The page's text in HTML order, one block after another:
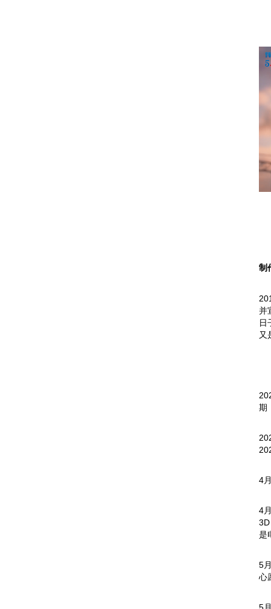
制
并
日
又
期
4
4
是
5
心
5